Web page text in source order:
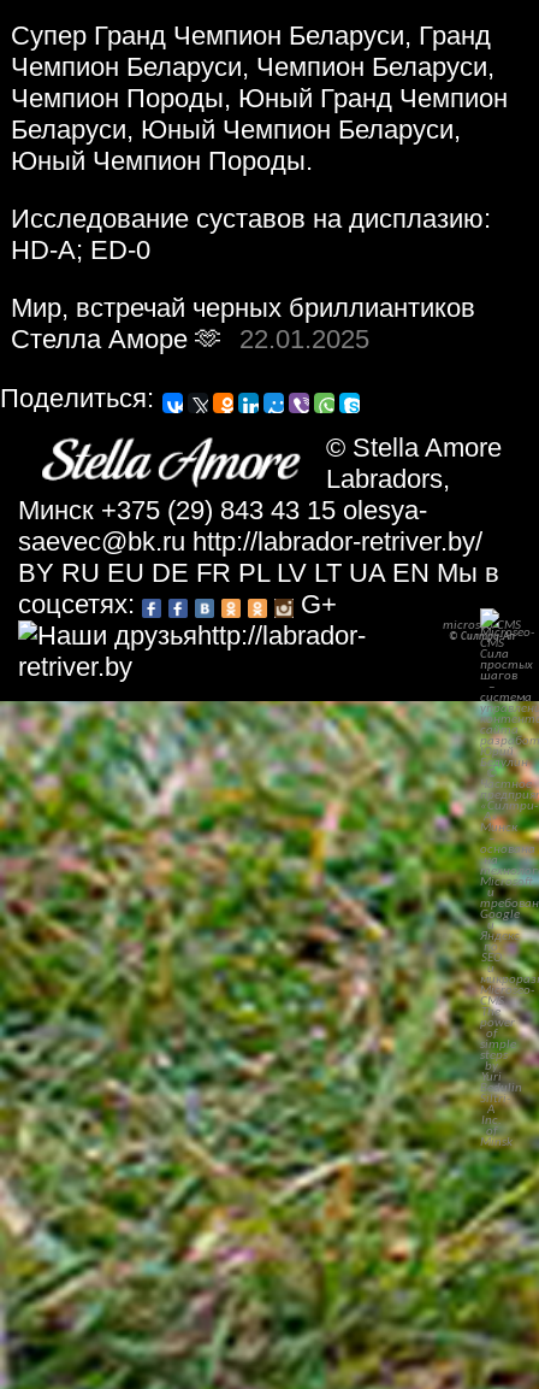
Супер Гранд Чемпион Беларуси, Гранд
Чемпион Беларуси, Чемпион Беларуси,
Чемпион Породы, Юный Гранд Чемпион
Беларуси, Юный Чемпион Беларуси,
Юный Чемпион Породы.
Исследование суставов на дисплазию:
HD-A; ED-0
Мир, встречай черных бриллиантиков
Стелла Аморе 🫶
22.01.2025
Пoдeлитьcя:
© Stella Amore
Labradors,
Минск +375 (29) 843 43 15 olesya-
saevec@bk.ru http://labrador-retriver.by/
BY RU EU DE FR PL LV LT UA EN Мы в
соцсетях:
G+
microseo-CMS
© Силтри-Ап
http://labrador-
retriver.by